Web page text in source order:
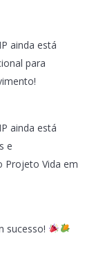
ainda está
para
ainda está
e
Projeto Vida em
sucesso!